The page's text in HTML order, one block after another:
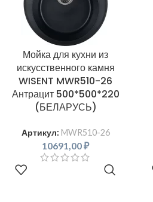
Мойка для кухни из
искусственного камня
WISENT MWR510-26
Антрацит 500*500*220
(БЕЛАРУСЬ)
Артикул: MWR510-26
10691,00₽